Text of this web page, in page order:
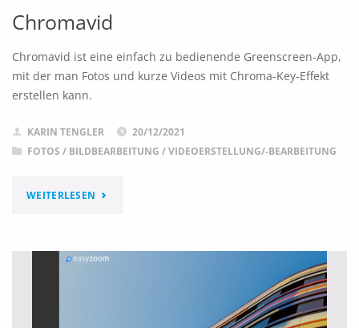
Chromavid
Chromavid ist eine einfach zu bedienende Greenscreen-App,
mit der man Fotos und kurze Videos mit Chroma-Key-Effekt
erstellen kann.
KARIN TENGLER
20/12/2021
FOTOS / BILDBEARBEITUNG /VIDEOERSTELLUNG/-BEARBEITUNG
WEITERLESEN "CHROMAVID"